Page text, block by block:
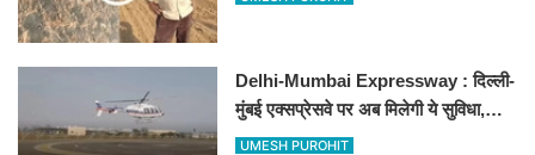
Delhi-Mumbai Expressway : दिल्ली-
मुंबई एक्सप्रेसवे पर अब मिलेगी ये सुविधा,
हेलीकॉप्टर सर्विस से तुरंत घायल पहुंचेगा
UMESH PUROHIT